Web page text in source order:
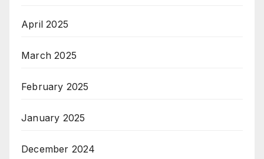
April 2025
March 2025
February 2025
January 2025
December 2024